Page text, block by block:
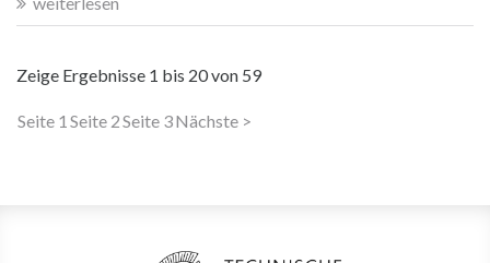
Zeige Ergebnisse 1 bis 20von 59
Seite 1 Seite 2Seite 3Nächste >